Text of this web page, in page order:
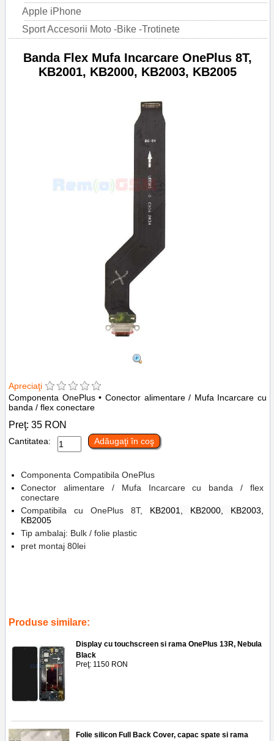
Apple iPhone
Sport Accesorii Moto -Bike -Trotinete
Banda Flex Mufa Incarcare OnePlus 8T,
KB2001, KB2000, KB2003, KB2005
Apreciaţi
Componenta OnePlus • Conector alimentare / Mufa Incarcare cu
banda / flex conectare
Preţ: 35 RON
Cantitatea: Adăugaţi în coş
Componenta Compatibila OnePlus
Conector alimentare / Mufa Incarcare cu banda / flex
conectare
Compatibila cu OnePlus 8T, KB2001, KB2000, KB2003,
KB2005
Tip ambalaj: Bulk / folie plastic
pret montaj 80lei
Produse similare:
Display cu touchscreen si rama OnePlus 13R, Nebula
Black
Preţ: 1150 RON
Folie silicon Full Back Cover, capac spate si rama